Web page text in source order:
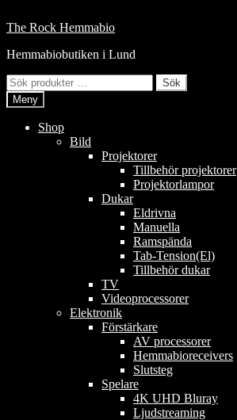
till
Hoppa
navigering
Hoppa
innehåll
The Rock Hemmabio
Hemmabiobutiken i Lund
Sök
efter:
Sök
Meny
Shop
Bild
Projektorer
Tillbehör projektorer
Projektorlampor
Dukar
Eldrivna
Manuella
Ramspända
Tab-Tension(El)
Tillbehör dukar
TV
Videoprocessorer
Elektronik
Förstärkare
AV processorer
Hemmabioreceivers
Slutsteg
Spelare
4K UHD Bluray
Ljudstreaming